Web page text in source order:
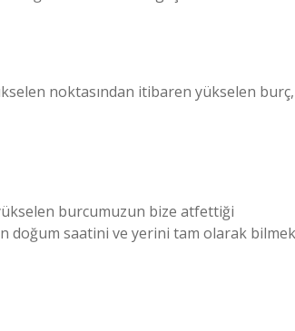
noktasından itibaren yükselen burç,
burcumuzun bize atfettiği
doğum saatini ve yerini tam olarak bilmek